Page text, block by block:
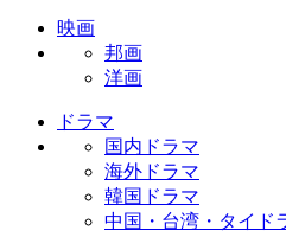
映画
邦画
洋画
ドラマ
国内ドラマ
海外ドラマ
韓国ドラマ
中国・台湾・タイド